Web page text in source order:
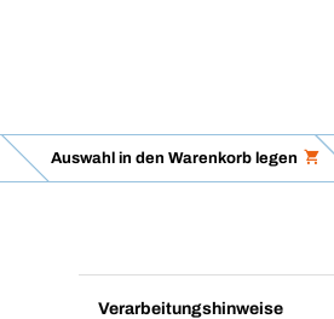
Auswahl in den Warenkorb legen
Verarbeitungshinweise